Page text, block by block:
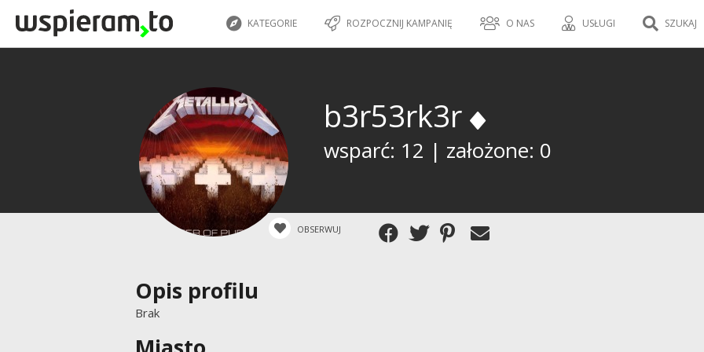
KATEGORIE ROZPOCZNIJ KAMPANIĘ O NAS USŁUGI SZUKAJ
b3r53rk3r
wsparć: 12 | założone: 0
OBSERWUJ
Opis profilu
Brak